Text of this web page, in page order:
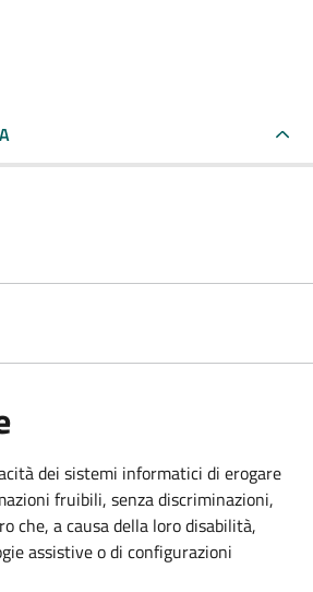
dei sistemi informatici di erogare
fruibili, senza discriminazioni,
che, a causa della loro disabilità,
assistive o di configurazioni